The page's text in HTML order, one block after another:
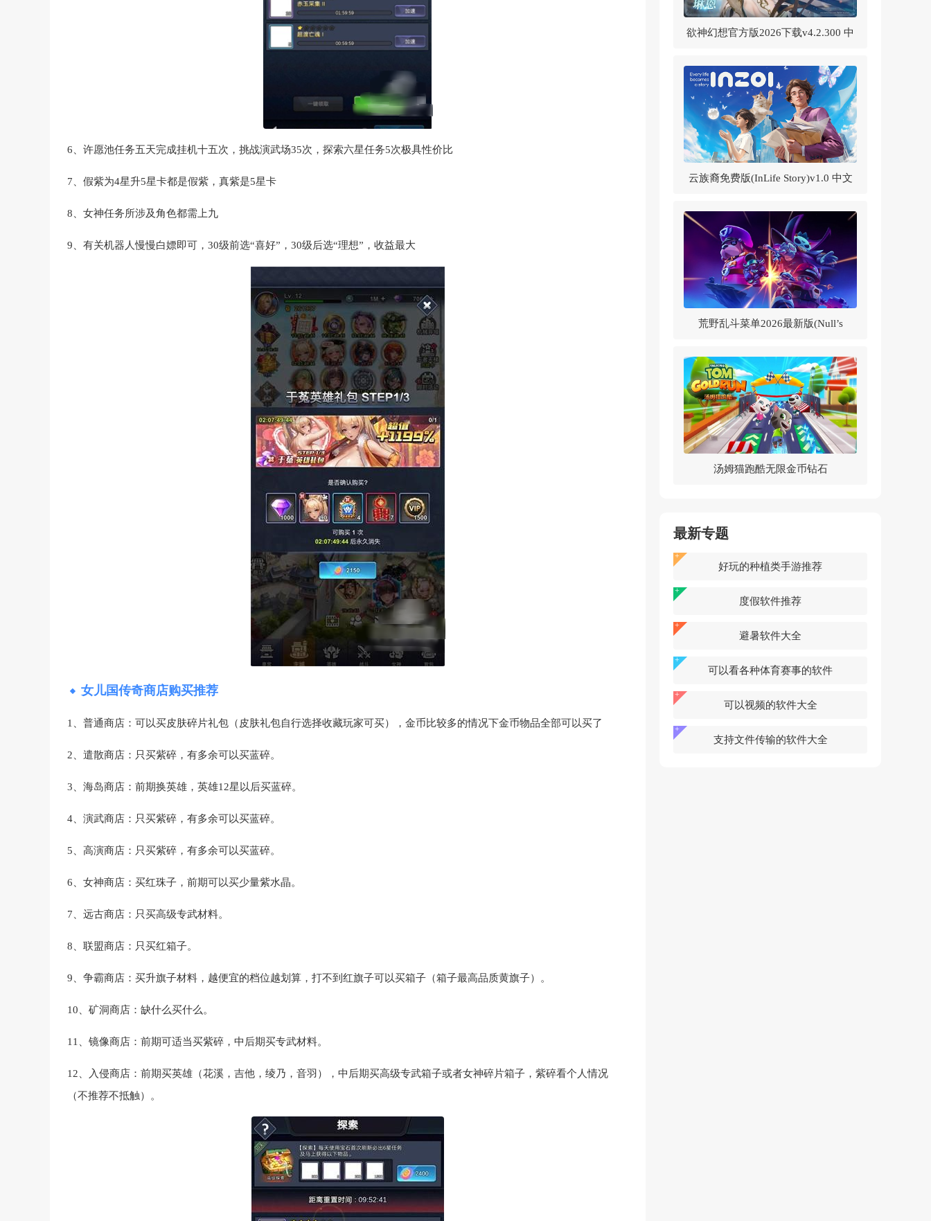
6、许愿池任务五天完成挂机十五次，挑战演武场35次，探索六星任务5次极具性价比
7、假紫为4星升5星卡都是假紫，真紫是5星卡
8、女神任务所涉及角色都需上九
9、有关机器人慢慢白嫖即可，30级前选“喜好”，30级后选“理想”，收益最大
女儿国传奇商店购买推荐
1、普通商店：可以买皮肤碎片礼包（皮肤礼包自行选择收藏玩家可买），金币比较多的情况下金币物品全部可以买了
2、遣散商店：只买紫碎，有多余可以买蓝碎。
3、海岛商店：前期换英雄，英雄12星以后买蓝碎。
4、演武商店：只买紫碎，有多余可以买蓝碎。
5、高演商店：只买紫碎，有多余可以买蓝碎。
6、女神商店：买红珠子，前期可以买少量紫水晶。
7、远古商店：只买高级专武材料。
8、联盟商店：只买红箱子。
9、争霸商店：买升旗子材料，越便宜的档位越划算，打不到红旗子可以买箱子（箱子最高品质黄旗子）。
10、矿洞商店：缺什么买什么。
11、镜像商店：前期可适当买紫碎，中后期买专武材料。
12、入侵商店：前期买英雄（花溪，吉他，绫乃，音羽），中后期买高级专武箱子或者女神碎片箱子，紫碎看个人情况
（不推荐不抵触）。
欲神幻想官方版2026下载v4.2.300 中
文版
云族裔免费版(InLife Story)v1.0 中文
版
荒野乱斗菜单2026最新版(Null’s
Brawl)v62.264 中文版
汤姆猫跑酷无限金币钻石
最新专题
好玩的种植类手游推荐
度假软件推荐
避暑软件大全
可以看各种体育赛事的软件
可以视频的软件大全
支持文件传输的软件大全